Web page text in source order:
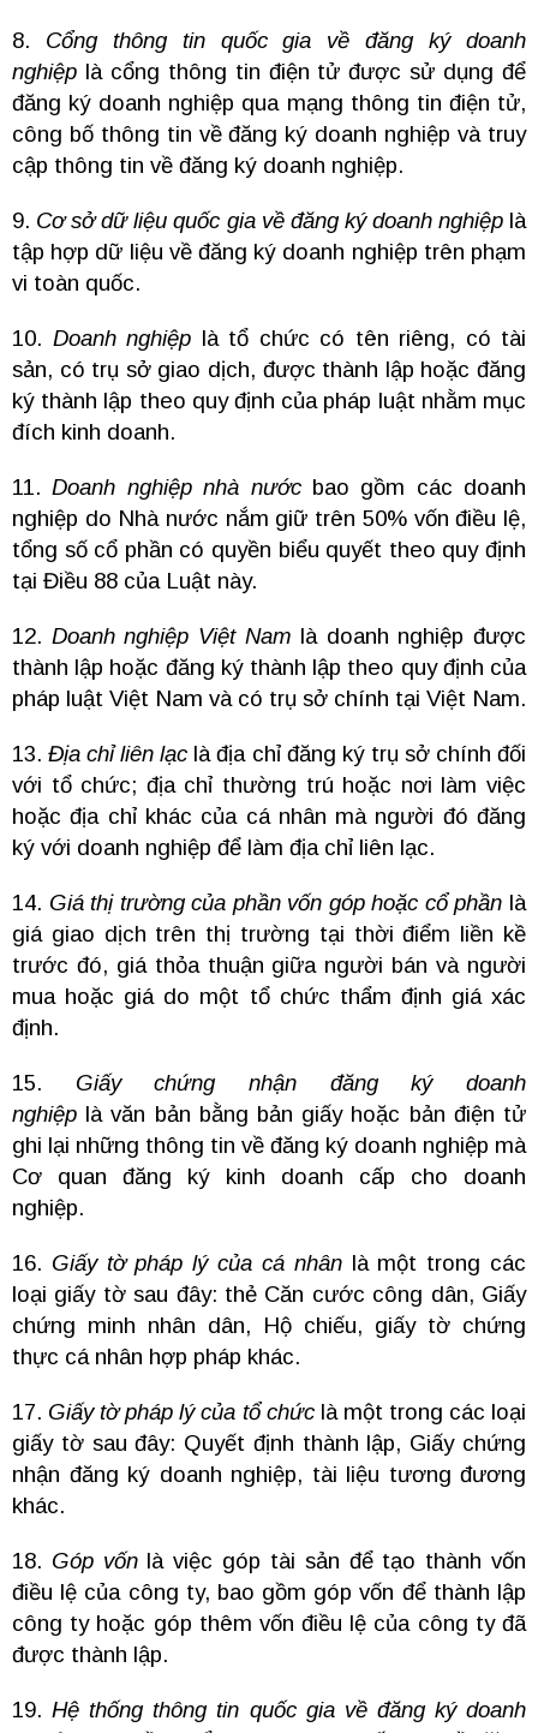
8. Cổng thông tin quốc gia
về đăng ký doanh
nghiệp là cổng thông tin điện tử được sử dụng để
đăng ký doanh nghiệp qua mạng thông tin điện tử,
công bố thông tin về đăng ký doanh nghiệp và truy
cập thông tin về đăng ký doanh nghiệp.
9. Cơ sở dữ liệu quốc gia về đăng ký doanh nghiệplà
tập hợp dữ liệu về đăng ký doanh nghiệp trên phạm
vi toàn quốc.
10. Doanh nghiệp là tổ chức có tên riêng, có tài
sản, có trụ sở giao dịch, được thành lập hoặc đăng
ký thành lập theo quy định của pháp luật nhằm mục
đích kinh doanh.
11.Doanh nghiệp nhà nướcbao gồm các doanh
nghiệp do Nhà nước nắm giữ trên 50% vốn điều lệ,
tổng số cổ phần có quyền biểu quyết theo quy định
tại Điều 88 của Luật này.
12. Doanh nghiệp Việt Nam là doanh nghiệp được
thành lập hoặc đăng ký thành lập theo quy định của
pháp luật Việt Nam và có trụ sở chính tại Việt Nam.
13.Địa chỉ liên lạc là địa chỉ đăng ký trụ sở chính đối
với tổ chức; địa chỉ thường trú hoặc nơi làm việc
hoặc địa chỉ khác của cá nhân mà người đó đăng
ký với doanh nghiệp để làm địa chỉ liên lạc.
14. Giá thị trường của phần vốn góp hoặc cổ phần là
giá giao dịch trên thị trường tại thời điểm liền kề
trước đó, giá thỏa thuận giữa người bán và người
mua hoặc giá do một tổ chức thẩm định giá xác
định.
15. Giấy chứng nhận đăng ký doanh
nghiệp là văn bản bằng bản giấy hoặc bản điện tử
ghi lại những thông tin về đăng ký doanh nghiệp mà
Cơ quan đăng ký kinh doanh cấp cho doanh
nghiệp.
16. Giấy tờ pháp lý của cá nhânlà một trong các
loại giấy tờ sau đây: thẻ Căn cước công dân, Giấy
chứng minh nhân dân, Hộ chiếu, giấy tờ chứng
thực cá nhân hợp pháp khác.
17. Giấy tờ pháp lý của tổ chứclà một trong các loại
giấy tờ sau đây: Quyết định thành lập, Giấy chứng
nhận đăng ký doanh nghiệp, tài liệu tương đương
khác.
18. Góp vốnlà việc góp tài sản để tạo thành vốn
điều lệ của công ty, bao gồm góp vốn để thành lập
công ty hoặc góp thêm vốn điều lệ của công ty đã
được thành lập.
19.Hệ thống thông tin quốc gia về đăng ký doanh